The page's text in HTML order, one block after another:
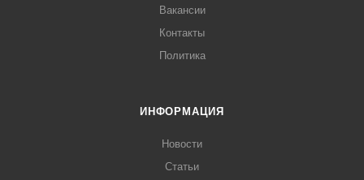
Вакансии
Контакты
Политика
ИНФОРМАЦИЯ
Новости
Статьи